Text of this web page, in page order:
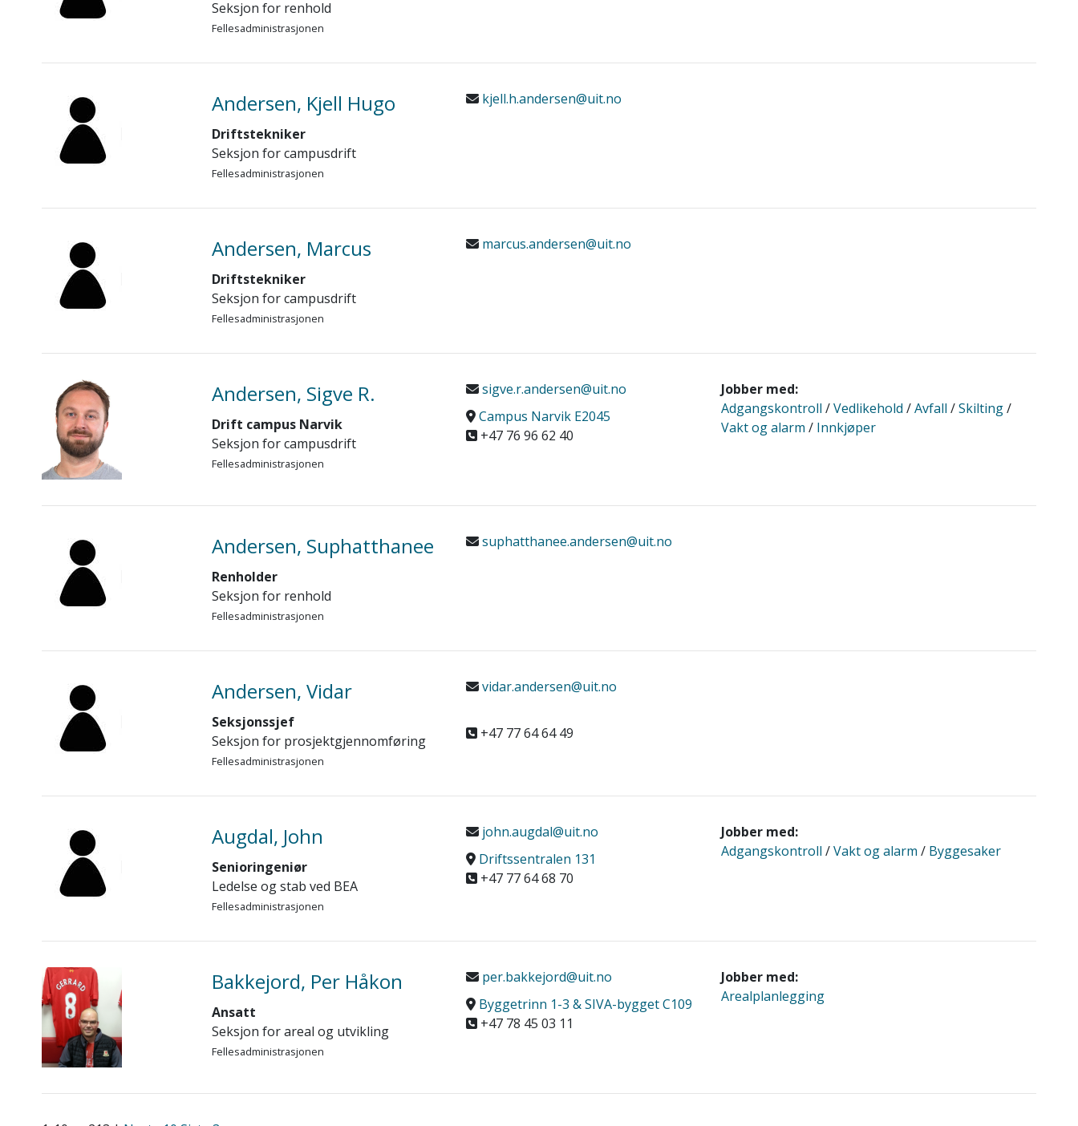
Seksjon for renhold
Fellesadministrasjonen
Andersen, Kjell Hugo
Driftstekniker
Seksjon for campusdrift
Fellesadministrasjonen
kjell.h.andersen@uit.no
Andersen, Marcus
Driftstekniker
Seksjon for campusdrift
Fellesadministrasjonen
marcus.andersen@uit.no
Andersen, Sigve R.
Drift campus Narvik
Seksjon for campusdrift
Fellesadministrasjonen
sigve.r.andersen@uit.no
Campus Narvik E2045
+47 76 96 62 40
Jobber med:
Adgangskontroll /Vedlikehold /Avfall /Skilting/
Vakt og alarm / Innkjøper
Andersen, Suphatthanee
Renholder
Seksjon for renhold
Fellesadministrasjonen
suphatthanee.andersen@uit.no
Andersen, Vidar
Seksjonssjef
Seksjon for prosjektgjennomføring
Fellesadministrasjonen
vidar.andersen@uit.no
+47 77 64 64 49
Augdal, John
Senioringeniør
Ledelse og stab ved BEA
Fellesadministrasjonen
john.augdal@uit.no
Driftssentralen 131
+47 77 64 68 70
Jobber med:
Adgangskontroll /Vakt og alarm / Byggesaker
Bakkejord, Per Håkon
Ansatt
Seksjon for areal og utvikling
Fellesadministrasjonen
per.bakkejord@uit.no
Byggetrinn 1-3 & SIVA-bygget C109
+47 78 45 03 11
Jobber med:
Arealplanlegging